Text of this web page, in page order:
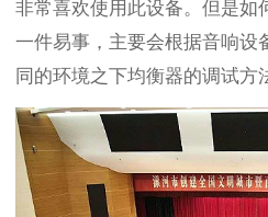
非常喜欢使用此设备。但是如
一件易事，主要会根据音响设
同的环境之下均衡器的调试方